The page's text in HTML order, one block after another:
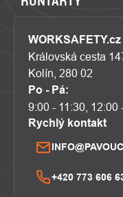
WORKSAFETY.cz
Královská cesta
Kolín, 280 02
Po - Pá:
9:00 - 11:30, 12:00
Rychlý kontakt
+420 773 606